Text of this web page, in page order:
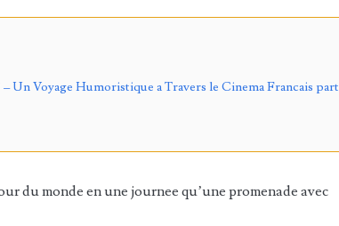
– Un Voyage Humoristique a Travers le Cinema Francais part
du monde en une journee qu’une promenade avec